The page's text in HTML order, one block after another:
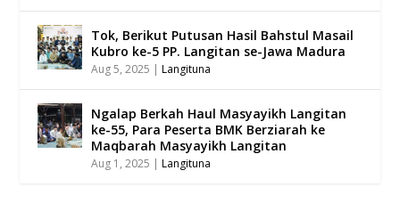
Tok, Berikut Putusan Hasil Bahstul Masail
Kubro ke-5 PP. Langitan se-Jawa Madura
Aug 5, 2025 |Langituna
Ngalap Berkah Haul Masyayikh Langitan
ke-55, Para Peserta BMK Berziarah ke
Maqbarah Masyayikh Langitan
Aug 1, 2025 |Langituna